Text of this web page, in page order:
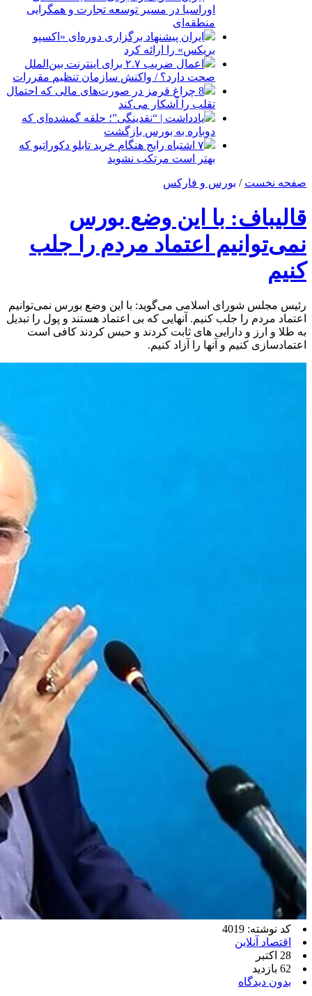
اوراسیا در مسیر توسعه تجارت و همگرایی
منطقه‌ای
ایران پیشنهاد برگزاری دوره‌ای «اکسپو
بریکس» را ارائه کرد
اعمال ضریب ۲.۷ برای اینترنت بین‌الملل
صحت دارد؟ / واکنش سازمان تنظیم مقررات
8 چراغ قرمز در صورت‌های مالی که احتمال
تقلب را آشکار می‌کند
یادداشت | “نقدینگی”؛ حلقه گمشده‌ای که
دوباره به بورس بازگشت
۷ اشتباه رایج هنگام خرید تابلو دکوراتیو که
بهتر است مرتکب نشوید
صفحه نخست / بورس و فارکس
قالیباف: با این وضع بورس
نمی‌توانیم اعتماد مردم را جلب
کنیم
رئیس مجلس شورای اسلامی می‌گوید: با این وضع بورس نمی‌توانیم
اعتماد مردم را جلب کنیم. آنهایی که بی اعتماد هستند و پول را تبدیل
به طلا و ارز و دارایی های ثابت کردند و حبس کردند کافی است
اعتمادسازی کنیم و آنها را آزاد کنیم.
کد نوشته: 4019
اقتصاد آنلاین
28 اکتبر
62 بازدید
بدون دیدگاه